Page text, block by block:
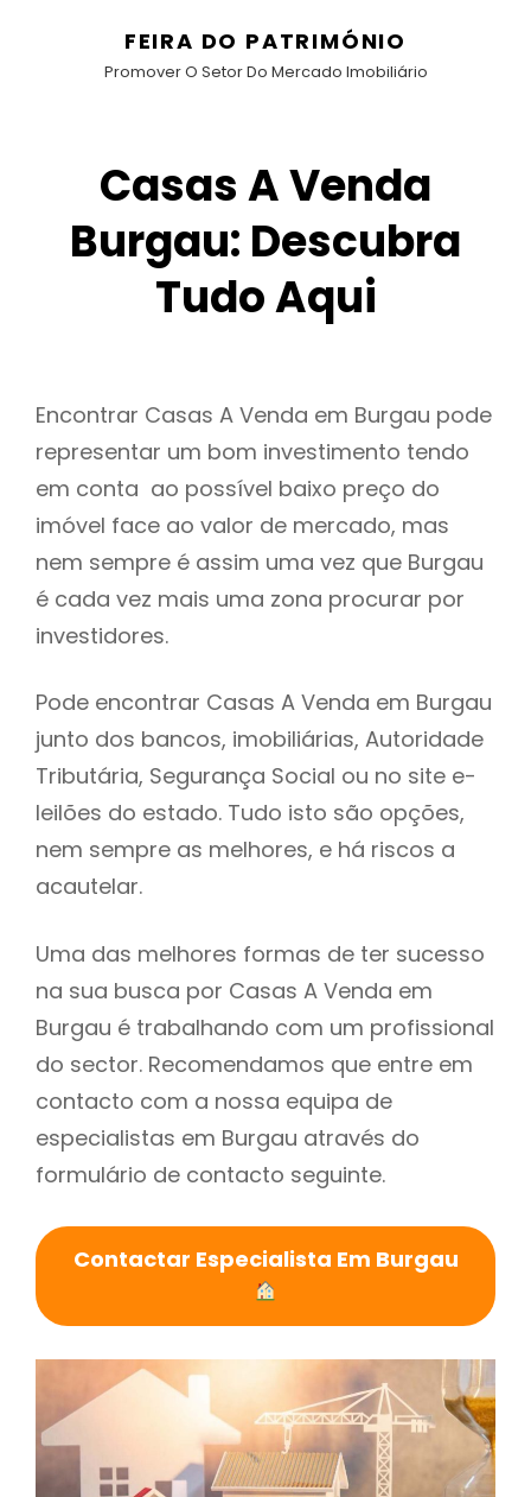
FEIRA DO PATRIMÓNIO
Promover O Setor Do Mercado Imobiliário
Casas A Venda
Burgau: Descubra
Tudo Aqui
Encontrar Casas A Venda em Burgau pode
representar um bom investimento tendo
em conta ao possível baixo preço do
imóvel face ao valor de mercado, mas
nem sempre é assim uma vez que Burgau
é cada vez mais uma zona procurar por
investidores.
Pode encontrar Casas A Venda em Burgau
junto dos bancos, imobiliárias, Autoridade
Tributária, Segurança Social ou no site e-
leilões do estado. Tudo isto são opções,
nem sempre as melhores, e há riscos a
acautelar.
Uma das melhores formas de ter sucesso
na sua busca por Casas A Venda em
Burgau é trabalhando com um profissional
do sector. Recomendamos que entre em
contacto com a nossa equipa de
especialistas em Burgau através do
formulário de contacto seguinte.
Contactar Especialista Em Burgau